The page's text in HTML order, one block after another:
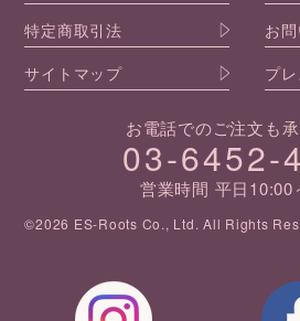
特定商取引法
お
サイトマップ
プ
お電話でのご注文も承
03-6452-
営業時間 平日10:00
©2026 ES-Roots Co., Ltd. All Rights